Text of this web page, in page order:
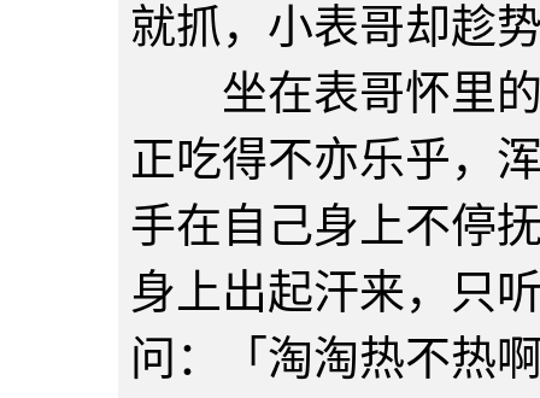
就抓，小表哥却趁
坐在表哥怀里的
正吃得不亦乐乎，
手在自己身上不停
身上出起汗来，只
问：「淘淘热不热